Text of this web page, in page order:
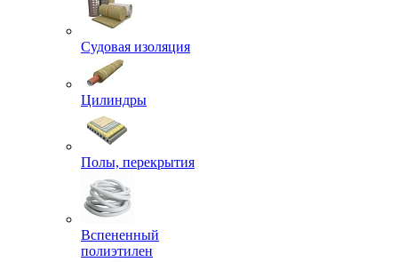
Судовая изоляция
Цилиндры
Полы, перекрытия
Вспененный
полиэтилен